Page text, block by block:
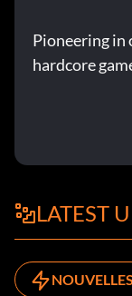
Pioneering in
hardcore
LATEST
NOUVELLES